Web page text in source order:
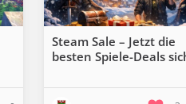
Steam Sale – Jetzt die
besten Spiele-Deals